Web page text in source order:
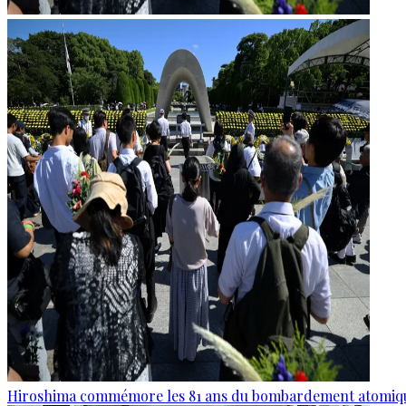
Hiroshima commémore les 81 ans du bombardement